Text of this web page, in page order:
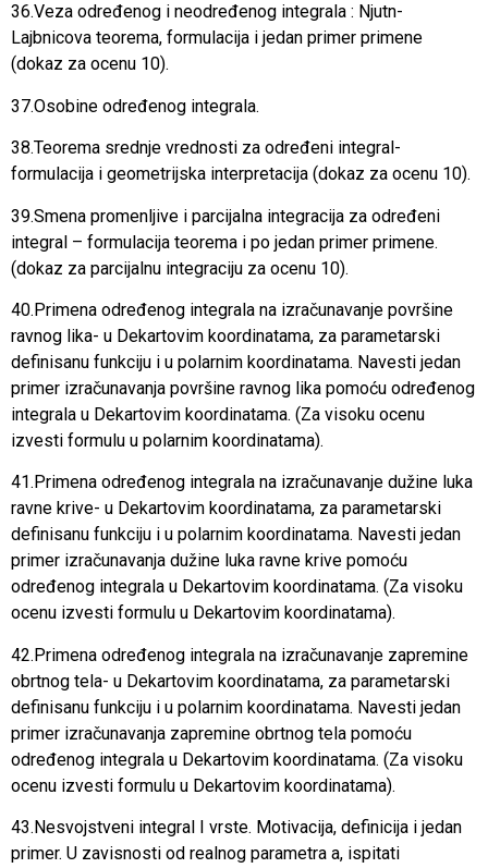
36.Veza određenog i neodređenog integrala : Njutn-
Lajbnicova teorema, formulacija i jedan primer primene
(dokaz za ocenu 10).
37.Osobine određenog integrala.
38.Teorema srednje vrednosti za određeni integral-
formulacija i geometrijska interpretacija (dokaz za ocenu 10).
39.Smena promenljive i parcijalna integracija za određeni
integral – formulacija teorema i po jedan primer primene.
(dokaz za parcijalnu integraciju za ocenu 10).
40.Primena određenog integrala na izračunavanje površine
ravnog lika- u Dekartovim koordinatama, za parametarski
definisanu funkciju i u polarnim koordinatama. Navesti jedan
primer izračunavanja površine ravnog lika pomoću određenog
integrala u Dekartovim koordinatama. (Za visoku ocenu
izvesti formulu u polarnim koordinatama).
41.Primena određenog integrala na izračunavanje dužine luka
ravne krive- u Dekartovim koordinatama, za parametarski
definisanu funkciju i u polarnim koordinatama. Navesti jedan
primer izračunavanja dužine luka ravne krive pomoću
određenog integrala u Dekartovim koordinatama. (Za visoku
ocenu izvesti formulu u Dekartovim koordinatama).
42.Primena određenog integrala na izračunavanje zapremine
obrtnog tela- u Dekartovim koordinatama, za parametarski
definisanu funkciju i u polarnim koordinatama. Navesti jedan
primer izračunavanja zapremine obrtnog tela pomoću
određenog integrala u Dekartovim koordinatama. (Za visoku
ocenu izvesti formulu u Dekartovim koordinatama).
43.Nesvojstveni integral I vrste. Motivacija, definicija i jedan
primer. U zavisnosti od realnog parametra a, ispitati